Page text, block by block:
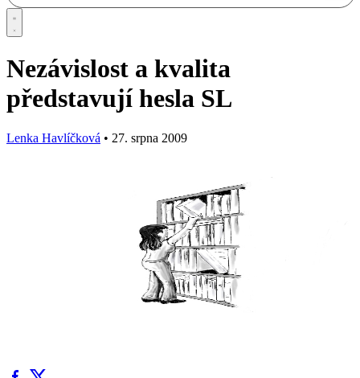
Nezávislost a kvalita
představují hesla SL
Lenka Havlíčková • 27. srpna 2009